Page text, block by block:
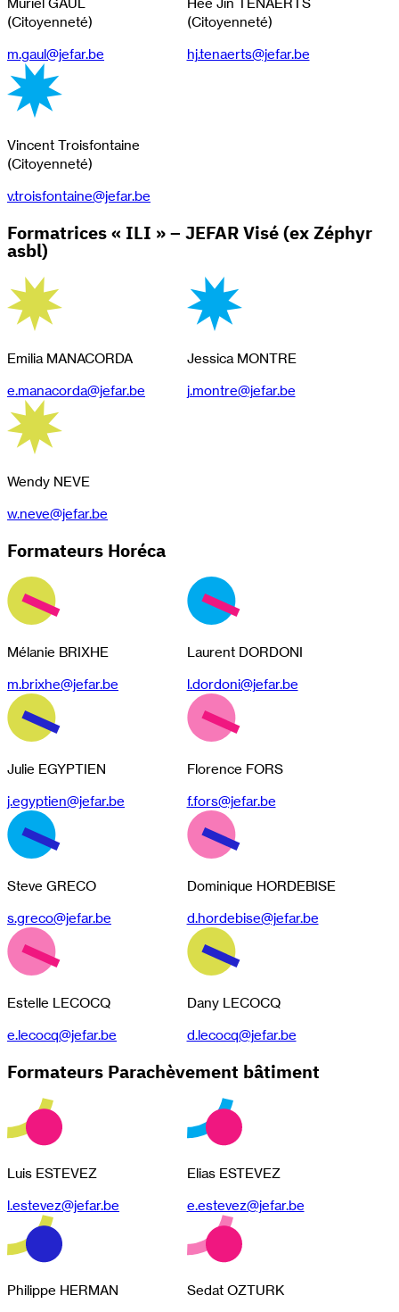
Muriel GAUL
(Citoyenneté)
m.gaul@jefar.be
Hee Jin TENAERTS
(Citoyenneté)
hj.tenaerts@jefar.be
Vincent Troisfontaine
(Citoyenneté)
v.troisfontaine@jefar.be
Formatrices « ILI » – JEFAR Visé (ex Zéphyr
asbl)
Emilia MANACORDA
e.manacorda@jefar.be
Jessica MONTRE
j.montre@jefar.be
Wendy NEVE
w.neve@jefar.be
Formateurs Horéca
Mélanie BRIXHE
m.brixhe@jefar.be
Laurent DORDONI
l.dordoni@jefar.be
Julie EGYPTIEN
j.egyptien@jefar.be
Florence FORS
f.fors@jefar.be
Steve GRECO
s.greco@jefar.be
Dominique HORDEBISE
d.hordebise@jefar.be
Estelle LECOCQ
e.lecocq@jefar.be
Dany LECOCQ
d.lecocq@jefar.be
Formateurs Parachèvement bâtiment
Luis ESTEVEZ
l.estevez@jefar.be
Elias ESTEVEZ
e.estevez@jefar.be
Philippe HERMAN
Sedat OZTURK